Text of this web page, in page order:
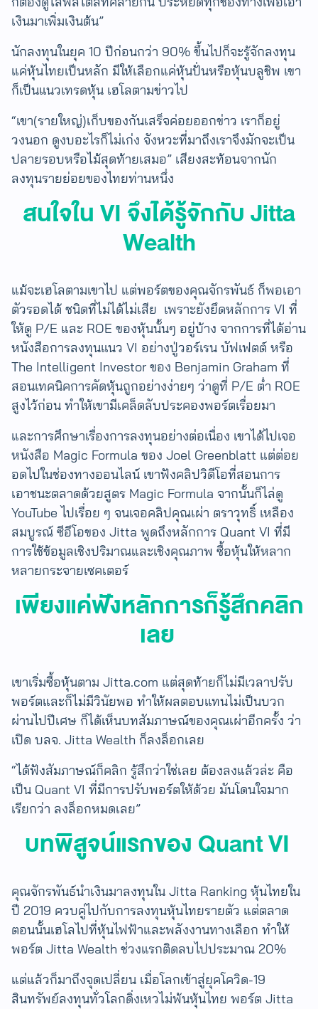
เงินมาเพิ่มเงินต้น”
นักลงทุนในยุค 10 ปีก่อนกว่า 90% ขึ้นไปก็จะรู้จักลงทุน
แค่หุ้นไทยเป็นหลัก มีให้เลือกแค่หุ้นปั่นหรือหุ้นบลูชิพ เขา
ก็เป็นแนวเทรดหุ้น เฮโลตามข่าวไป
“เขา(รายใหญ่)เก็บของกันเสร็จค่อยออกข่าว​ เราก็อยู่
วงนอก ดูงบอะไรก็ไม่เก่ง ​จังหวะที่มาถึงเราจึงมักจะเป็น
ปลายรอบหรือไม้สุดท้ายเสมอ” เสียงสะท้อนจากนัก
ลงทุนรายย่อยของไทยท่านหนึ่ง
สนใจใน VI จึงได้รู้จักกับ Jitta
Wealth
แม้จะเฮโลตามเขาไป แต่พอร์ตของคุณจักรพันธ์ ก็พอเอา
ตัวรอดได้ ชนิดที่ไม่ได้ไม่เสีย ​ เพราะยังยึดหลักการ VI ที่
ให้ดู P/E และ ​ROE ของหุ้นนั้นๆ อยู่บ้าง จากการที่ได้อ่าน
หนังสือการลงทุนแนว VI อย่างปู่วอร์เรน บัฟเฟตต์ หรือ
The Intelligent Investor ของ Benjamin Graham ที่
สอนเทคนิคการคัดหุ้นถูกอย่างง่ายๆ ว่าดูที่ P/E ต่ำ ​ROE
สูงไว้ก่อน ทำให้เขามีเคล็ดลับประคองพอร์ตเรื่อยมา
และการศึกษาเรื่องการลงทุนอย่างต่อเนื่อง เขาได้ไปเจอ
หนังสือ Magic Formula ของ Joel Greenblatt แต่ต่อย
อดไปในช่องทางออนไลน์ เขาฟังคลิปวิดีโอที่สอนการ
เอาชนะตลาดด้วยสูตร Magic Formula จากนั้นก็ไล่ดู
YouTube ไปเรื่อย ๆ จนเจอคลิปคุณเผ่า ตราวุทธิ์ เหลือง
สมบูรณ์ ซีอีโอของ Jitta พูดถึงหลักการ Quant VI ที่มี
การใช้ข้อมูลเชิงปริมาณและเชิงคุณภาพ ซื้อหุ้นให้หลาก
หลายกระจายเซคเตอร์
เพียงแค่ฟังหลักการก็รู้สึกคลิก
เลย
เขาเริ่มซื้อหุ้นตาม Jitta.com แต่สุดท้ายก็ไม่มีเวลาปรับ
พอร์ตและก็ไม่มีวินัยพอ ทำให้​ผลตอบแทนไม่เป็นบวก
ผ่านไปปีเศษ ก็ได้เห็นบทสัมภาษณ์ของคุณเผ่าอีกครั้ง ว่า
เปิด บลจ. Jitta Wealth ก็ลงล็อกเลย
“ได้ฟังสัมภาษณ์ก็คลิก รู้สึกว่าใช่เลย ต้องลงแล้วล่ะ คือ
เป็น Quant VI ที่มีการปรับพอร์ตให้ด้วย มันโดนใจมาก
เรียกว่า ลงล็อกหมดเลย”
บทพิสูจน์แรกของ Quant VI
คุณจักรพันธ์นำเงินมาลงทุนใน Jitta Ranking หุ้นไทยใน
ปี 2019 ควบคู่ไปกับการลงทุนหุ้นไทยรายตัว แต่ตลาด
ตอนนั้นเฮโลไปที่หุ้นไฟฟ้าและพลังงานทางเลือก ทำให้
พอร์ต Jitta Wealth ช่วงแรกติดลบไปประมาณ 20%
แต่แล้วก็มาถึงจุดเปลี่ยน เมื่อโลกเข้าสู่ยุคโควิด-19
สินทรัพย์ลงทุนทั่วโลกดิ่งเหวไม่พ้นหุ้นไทย พอร์ต Jitta